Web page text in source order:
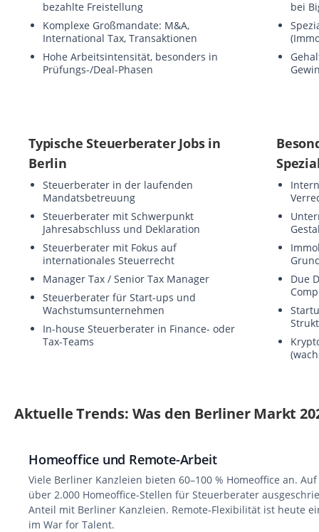
bezahlte Freistellung
Komplexe Großmandate: M&A,
International Tax, Transaktionen
Hohe Arbeitsintensität, besonders in
Prüfungs-/Deal-Phasen
bei
Typische Steuerberater Jobs in
Berlin
Steuerberater in der laufenden
Mandatsbetreuung
Steuerberater mit Schwerpunkt
Jahresabschluss und Deklaration
Steuerberater mit Fokus auf
internationales Steuerrecht
Manager Tax / Senior Tax Manager
Steuerberater für Start-ups und
Wachstumsunternehmen
In-house Steuerberater in Finance- oder
Tax-Teams
Due
Aktuelle Trends: Was den Berliner Markt
Homeoffice und Remote-Arbeit
Viele Berliner Kanzleien bieten 60–100 % Homeoffice an.
über 2.000 Homeoffice-Stellen für Steuerberater
Anteil mit Berliner Kanzleien. Remote-Flexibilität ist heute
im War for Talent.